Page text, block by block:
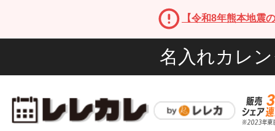
【令和8年熊本地震
名入れカレ